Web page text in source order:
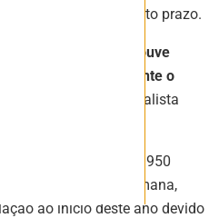
o grafite terão no curto prazo.
total e não houve
indústria durante o
, disse Ivan Lam, analista
em flocos foram de 3.950
métrica esta semana,
ao início deste ano devido